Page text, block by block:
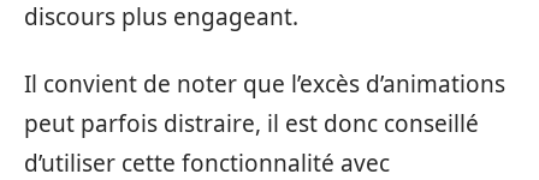
discours plus engageant.
Il convient de noter que l’excès d’animations
peut parfois distraire, il est donc conseillé
d’utiliser cette fonctionnalité avec